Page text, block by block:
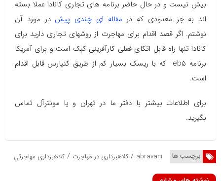
بیش نیست و در حال حاضر برنامه های تجاری کانادا عملا بسته
اند به جز معدودی که درمقاله ای چندی پیشدر مورد آن
نوشتم. اگر قصد اقدام برای مهاجرت از روشهای تجاری دارید برای
کانادا تنها راه قابل اتکای فعلی کارآفرینی کبک است و برای آمریکا
برنامه eb5 که با ریسک بسیار کم از طریق کنپارس قابل اقدام
است.
برای اطلاعات بیشتر با دفتر ما در تهران و یا مونترآل تماس
بگیرید.
برچسب ها abravani
/کلاهبرداری در مهاجرت /کلاهبرداری مهاجرتی